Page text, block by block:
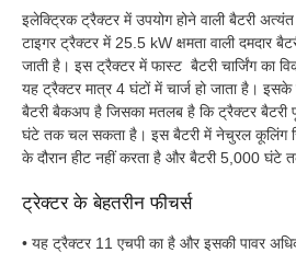
इलेक्ट्रिक ट्रैक्टर में उपयोग होने वाली बैटरी अत्यंत
टाइगर ट्रैक्टर में 25.5 kW क्षमता वाली दमदार
जाती है। इस ट्रैक्टर में फास्ट बैटरी चार्जिंग का
यह ट्रैक्टर मात्र 4 घंटों में चार्ज हो जाता है।
बैटरी बैकअप है जिसका मतलब है कि ट्रैक्टर बैटरी
घंटे तक चल सकता है। इस बैटरी में नेचुरल कूलिंग
के दौरान हीट नहीं करता है और बैटरी 5,000 घंटे
ट्रेक्टर के बेहतरीन फीचर्स
• यह ट्रैक्टर 11 एचपी का है और इसकी पावर